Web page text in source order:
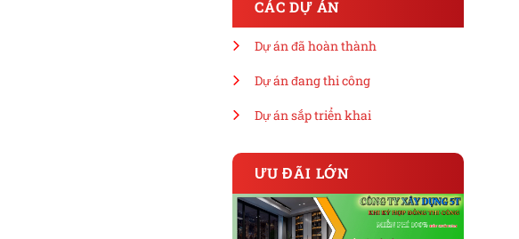
CÁC DỰ ÁN
Dự án đã hoàn thành
Dự án đang thi công
Dự án sắp triển khai
ƯU ĐÃI LỚN